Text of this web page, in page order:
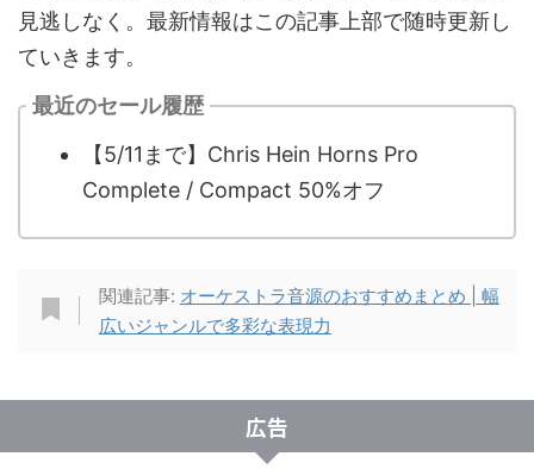
見逃しなく。最新情報はこの記事上部で随時更新し
ていきます。
最近のセール履歴
【5/11まで】Chris Hein Horns Pro
Complete / Compact 50%オフ
関連記事: オーケストラ音源のおすすめまとめ | 幅
広いジャンルで多彩な表現力
広告